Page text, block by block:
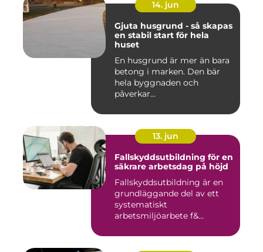
14. jun
Gjuta husgrund - så skapas
en stabil start för hela
huset
En husgrund är mer än bara
betong i marken. Den bär
hela byggnaden och
påverkar...
13. jun
Fallskyddsutbildning för en
säkrare arbetsdag på höjd
Fallskyddsutbildning är en
grundläggande del av ett
systematiskt
arbetsmiljöarbete f&...